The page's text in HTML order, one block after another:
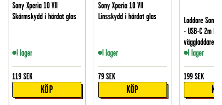
Sony Xperia 10 VII
Skärmskydd i härdat glas
I lager
119 SEK
KÖP
Sony Xperia 10 VII
Linsskydd i härdat glas
I lager
79 SEK
KÖP
Laddare Sony
- USB-C 2m
väggladdare,
I lager
199 SEK